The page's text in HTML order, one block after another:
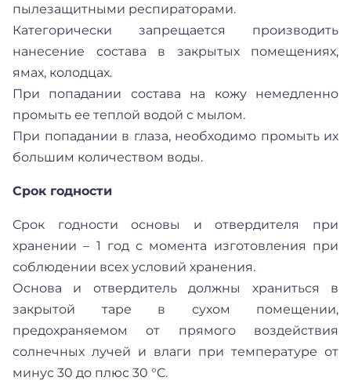
пылезащитными респираторами.
Категорически запрещается производить
нанесение состава в закрытых помещениях,
ямах, колодцах.
При попадании состава на кожу немедленно
промыть ее теплой водой с мылом.
При попадании в глаза, необходимо промыть их
большим количеством воды.
Срок годности
Срок годности основы и отвердителя при
хранении – 1 год с момента изготовления при
соблюдении всех условий хранения.
Основа и отвердитель должны храниться в
закрытой таре в сухом помещении,
предохраняемом от прямого воздействия
солнечных лучей и влаги при температуре от
минус 30 до плюс 30 °С.